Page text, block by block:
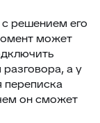
решением его
может
а у
переписка
он сможет